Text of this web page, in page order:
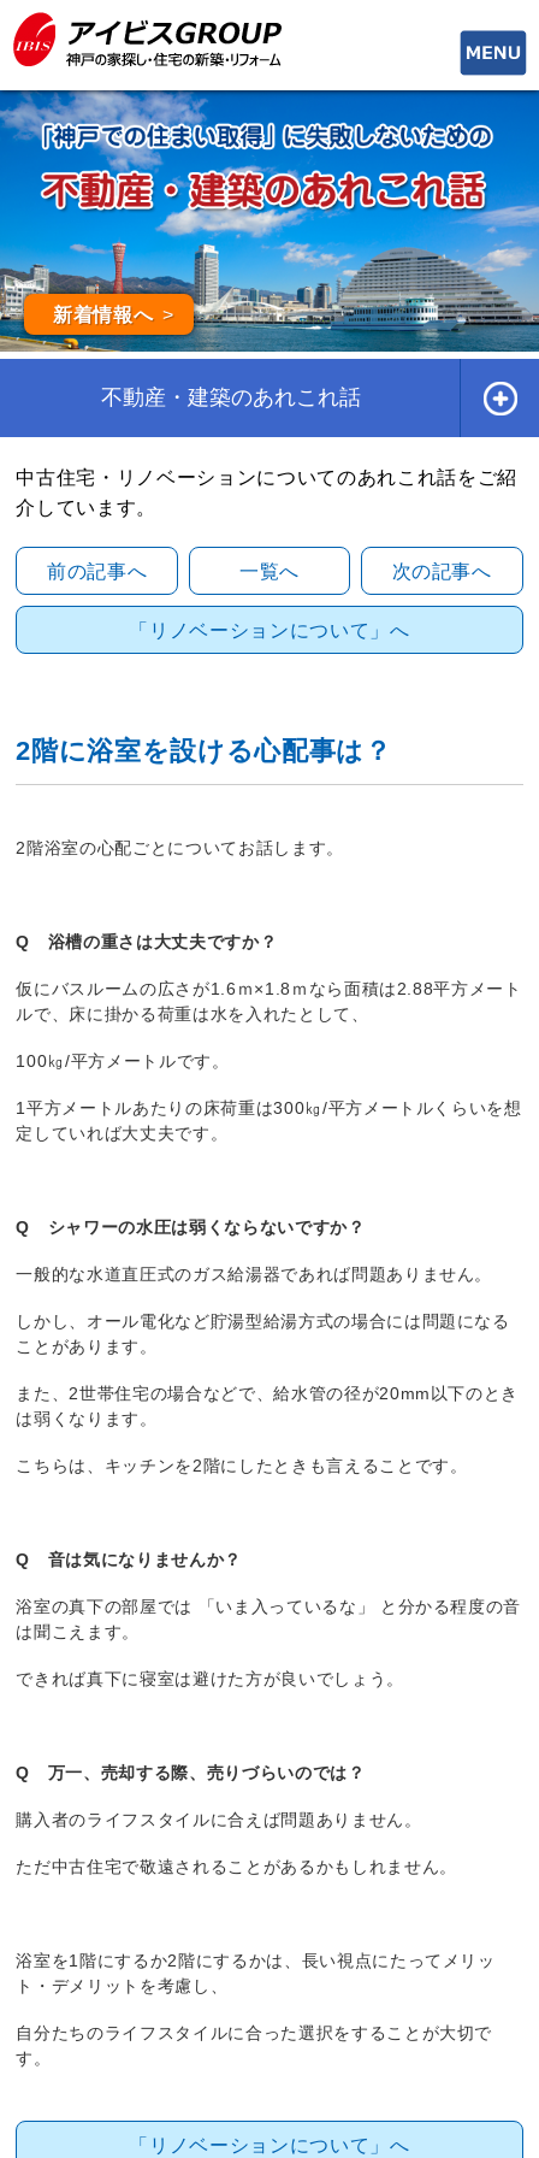
toggle
新着情報へ
不動産・建築のあれこれ話
中古住宅・リノベーションについてのあれこれ話をご紹
介しています。
前の記事へ 一覧へ 次の記事へ
「リノベーションについて」へ
2階に浴室を設ける心配事は？
2階浴室の心配ごとについてお話します。
Q 浴槽の重さは大丈夫ですか？
仮にバスルームの広さが1.6ｍ×1.8ｍなら面積は2.88平方メート
ルで、床に掛かる荷重は水を入れたとして、
100㎏/平方メートルです。
1平方メートルあたりの床荷重は300㎏/平方メートルくらいを想
定していれば大丈夫です。
Q シャワーの水圧は弱くならないですか？
一般的な水道直圧式のガス給湯器であれば問題ありません。
しかし、オール電化など貯湯型給湯方式の場合には問題になる
ことがあります。
また、2世帯住宅の場合などで、給水管の径が20mm以下のとき
は弱くなります。
こちらは、キッチンを2階にしたときも言えることです。
Q 音は気になりませんか？
浴室の真下の部屋では 「いま入っているな」 と分かる程度の音
は聞こえます。
できれば真下に寝室は避けた方が良いでしょう。
Q 万一、売却する際、売りづらいのでは？
購入者のライフスタイルに合えば問題ありません。
ただ中古住宅で敬遠されることがあるかもしれません。
浴室を1階にするか2階にするかは、長い視点にたってメリッ
ト・デメリットを考慮し、
自分たちのライフスタイルに合った選択をすることが大切で
す。
「リノベーションについて」へ